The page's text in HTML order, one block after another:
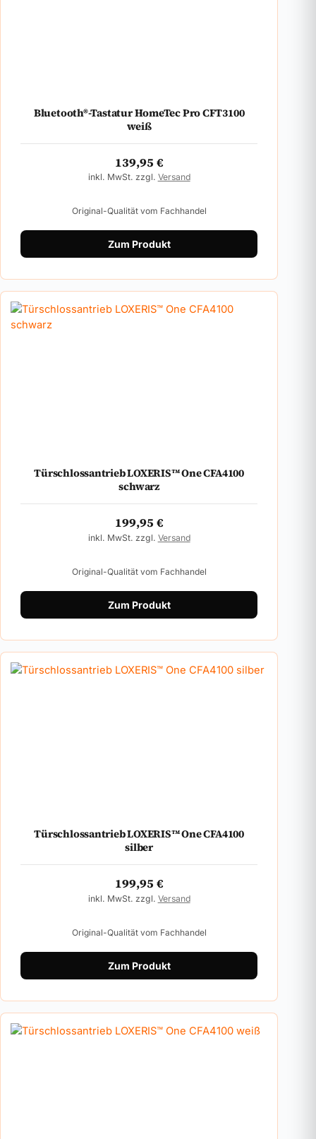
Bluetooth®-Tastatur HomeTec Pro CFT3100
weiß
139,95 €
inkl. MwSt. zzgl. Versand
Original-Qualität vom Fachhandel
Zum Produkt
Türschlossantrieb LOXERIS™ One CFA4100
schwarz
199,95 €
inkl. MwSt. zzgl. Versand
Original-Qualität vom Fachhandel
Zum Produkt
Türschlossantrieb LOXERIS™ One CFA4100
silber
199,95 €
inkl. MwSt. zzgl. Versand
Original-Qualität vom Fachhandel
Zum Produkt